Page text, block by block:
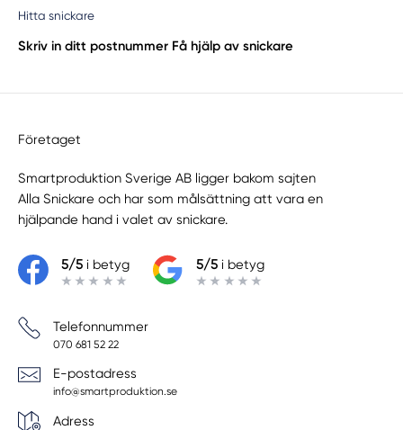
Hitta snickare
Skriv in ditt postnummer Få hjälp av snickare
Företaget
Smartproduktion Sverige AB ligger bakom sajten
Alla Snickare och har som målsättning att vara en
hjälpande hand i valet av snickare.
5/5i betyg 5/5i betyg
Telefonnummer
070 681 52 22
E-postadress
info@smartproduktion.se
Adress